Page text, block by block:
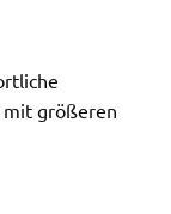
mit größeren